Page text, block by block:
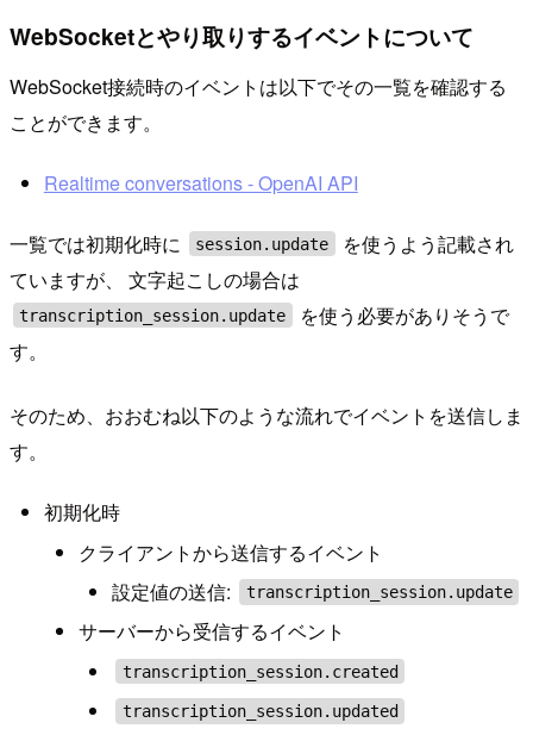
WebSocketとやり取りするイベントについて
WebSocket接続時のイベントは以下でその一覧を確認する
ことができます。
Realtime conversations - OpenAI API
一覧では初期化時に session.update
を使うよう記載され
ていますが、 文字起こしの場合は
transcription_session.update
を使う必要がありそうで
す。
そのため、おおむね以下のような流れでイベントを送信しま
す。
初期化時
クライアントから送信するイベント
設定値の送信:
transcription_session.update
サーバーから受信するイベント
transcription_session.created
transcription_session.updated